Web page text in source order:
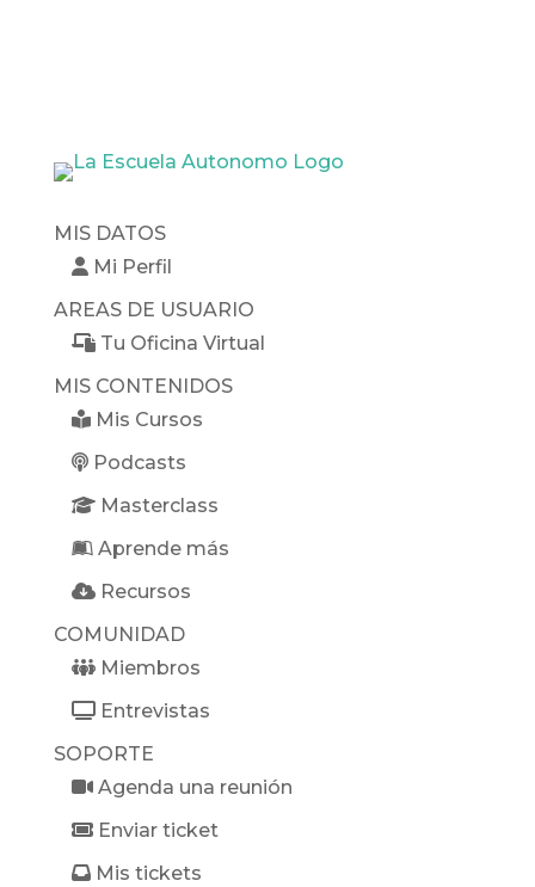
MIS DATOS
Mi Perfil
AREAS DE USUARIO
Tu Oficina Virtual
MIS CONTENIDOS
Mis Cursos
Podcasts
Masterclass
Aprende más
Recursos
COMUNIDAD
Miembros
Entrevistas
SOPORTE
Agenda una reunión
Enviar ticket
Mis tickets